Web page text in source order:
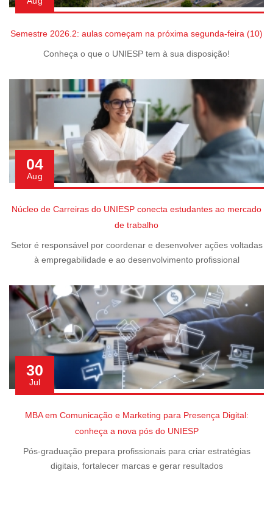
Semestre 2026.2: aulas começam na próxima segunda-feira (10)
Conheça o que o UNIESP tem à sua disposição!
04
Aug
Núcleo de Carreiras do UNIESP conecta estudantes ao mercado
de trabalho
Setor é responsável por coordenar e desenvolver ações voltadas
à empregabilidade e ao desenvolvimento profissional
30
Jul
MBA em Comunicação e Marketing para Presença Digital:
conheça a nova pós do UNIESP
Pós-graduação prepara profissionais para criar estratégias
digitais, fortalecer marcas e gerar resultados